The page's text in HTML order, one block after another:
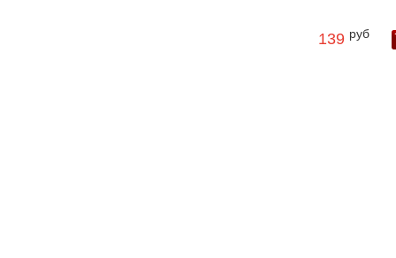
139 руб